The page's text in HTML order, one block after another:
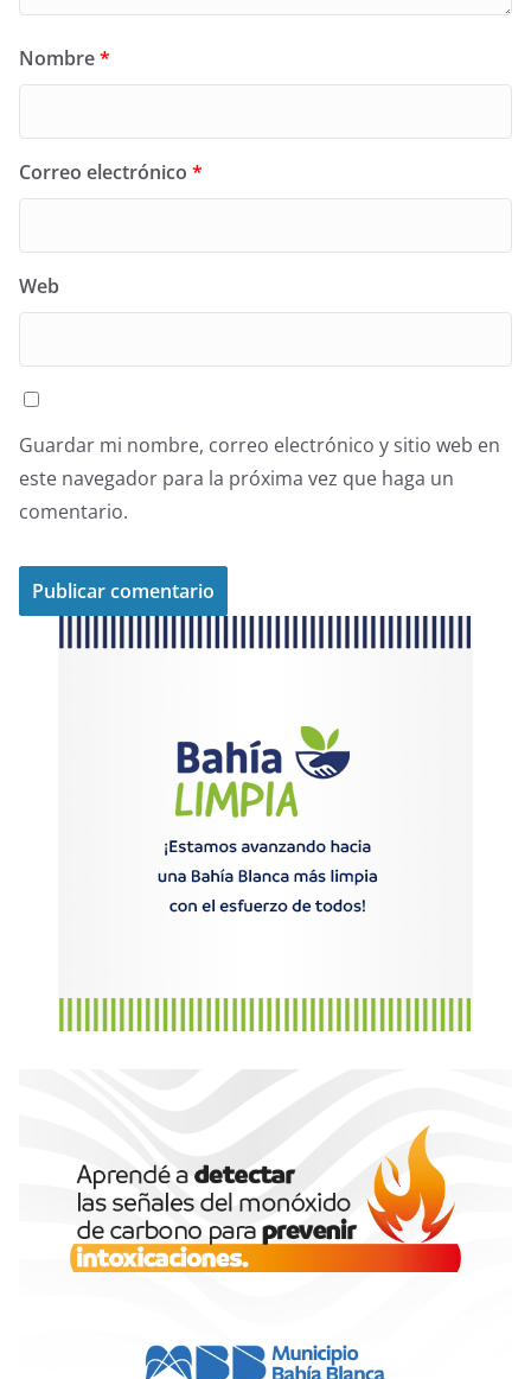
Nombre*
Correo electrónico *
Web
Guardar mi nombre, correo electrónico y sitio web en
este navegador para la próxima vez que haga un
comentario.